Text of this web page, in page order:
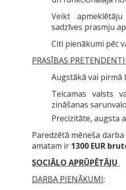
Veikt
sadzīves prasmju
Citi pienākumi pēc
PRASĪBAS
Augstākā vai
Teicamas valsts
zināšanas
Precizitāte, augsta
Paredzētā mēneša
amatam ir 1300 EUR
SOCIĀLO APRŪPĒTĀJU
DARBA PIENĀKUMI: